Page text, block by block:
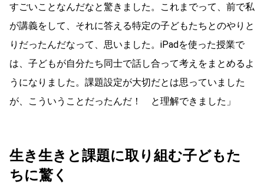
すごいことなんだなと驚きました。これまでって、前で私
が講義をして、それに答える特定の子どもたちとのやりと
りだったんだなって、思いました。iPadを使った授業で
は、子どもが自分たち同士で話し合って考えをまとめるよ
うになりました。課題設定が大切だとは思っていました
が、こういうことだったんだ！ と理解できました」
生き生きと課題に取り組む子どもた
ちに驚く